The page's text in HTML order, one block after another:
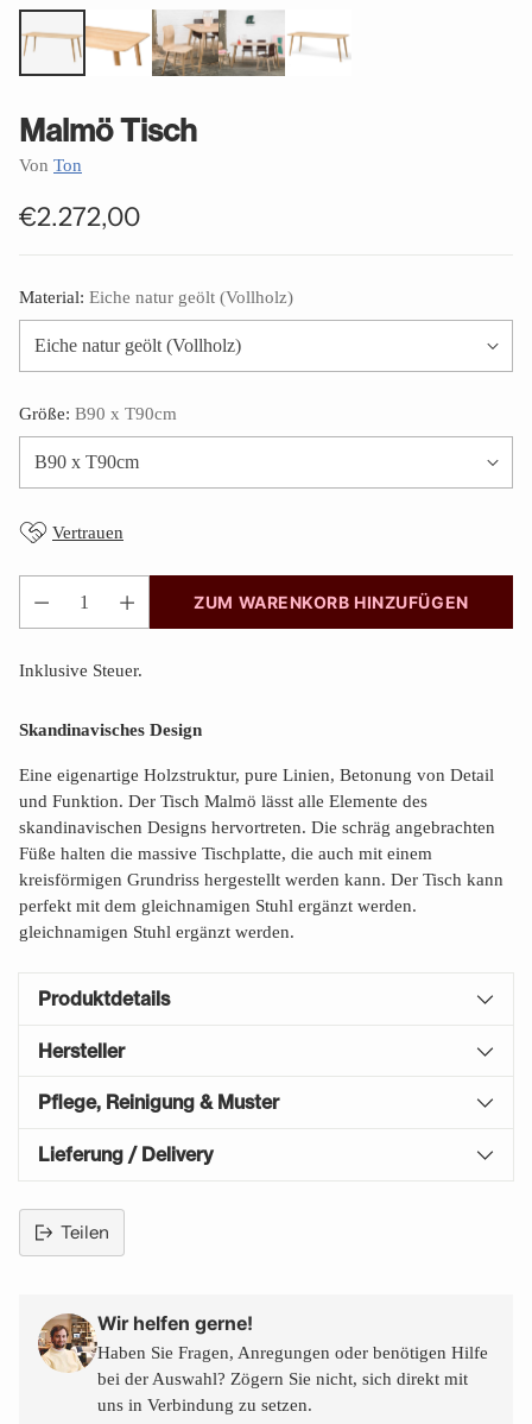
Malmö Tisch
Von Ton
Normaler
€2.272,00
Material: Eiche natur geölt (Vollholz)
Größe: B90 x T90cm
Vertrauen
Anzahl
ZUM WARENKORB HINZUFÜGEN
Inklusive Steuer.
Skandinavisches Design
Eine eigenartige Holzstruktur, pure Linien, Betonung von Detail
und Funktion. Der Tisch Malmö lässt alle Elemente des
skandinavischen Designs hervortreten. Die schräg angebrachten
Füße halten die massive Tischplatte, die auch mit einem
kreisförmigen Grundriss hergestellt werden kann. Der Tisch kann
perfekt mit dem gleichnamigen Stuhl ergänzt werden.
gleichnamigen Stuhl ergänzt werden.
Produktdetails
Hersteller
Pflege, Reinigung & Muster
Lieferung / Delivery
Teilen
den
Warenkorb
legen
Wir helfen gerne!
Haben Sie Fragen, Anregungen oder benötigen Hilfe
bei der Auswahl? Zögern Sie nicht, sich direkt mit
uns in Verbindung zu setzen.